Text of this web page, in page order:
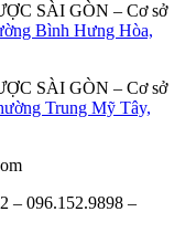
– Cơ sở
Bình Hưng Hòa,
– Cơ sở
Trung Mỹ Tây,
– 096.152.9898 –